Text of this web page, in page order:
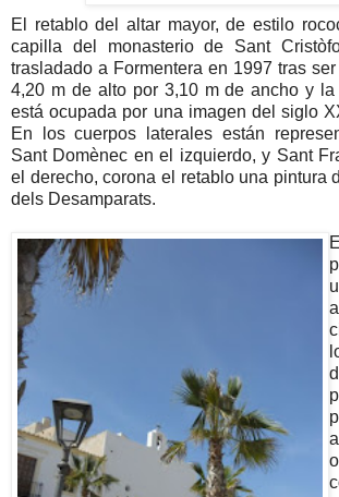
El retablo del altar mayor, de estilo
capilla del monasterio de Sant
trasladado a Formentera en 1997 tras
4,20 m de alto por 3,10 m de ancho y la
está ocupada por una imagen del siglo
En los cuerpos laterales están
Sant Domènec en el izquierdo, y Sant
el derecho, corona el retablo una pintura
dels Desamparats.